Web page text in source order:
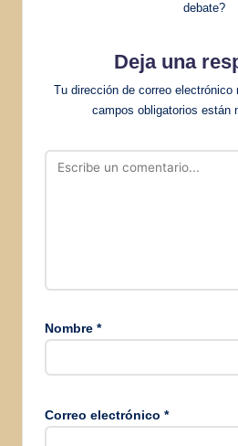
debate?
Deja una
Tu dirección de correo electrónico
campos obligatorios están
Nombre *
Correo electrónico *